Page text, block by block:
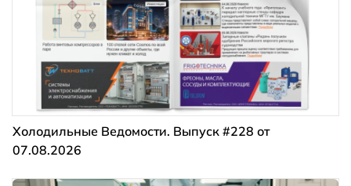
Холодильные Ведомости. Выпуск #228 от
07.08.2026